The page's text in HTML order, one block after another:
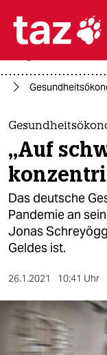

themen
politik
öko
gesellschaft
kultur
sport
berlin
nord
„Auf
Das deutsche
Pandemie an
Jonas
Geldes ist.
26.1.2021 10:41 Uhr